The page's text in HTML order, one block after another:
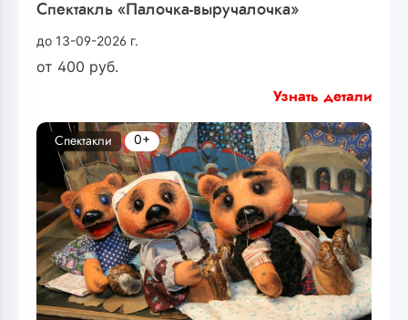
Спектакль «Палочка-выручалочка»
до 13-09-2026 г.
от 400 руб.
Узнать детали
Спектакли 0+